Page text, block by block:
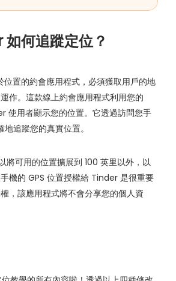
何追蹤定位？
置的約會應用程式，必須獲取用戶的地
作。這款線上約會應用程式利用您的
使用者顯示您的位置。它透過訪問您手
追蹤您的真實位置。
將可用的位置擴展到 100 英里以外，以
機的 GPS 位置授權給 Tinder 是很重要
，該應用程式將不會分享您的個人資